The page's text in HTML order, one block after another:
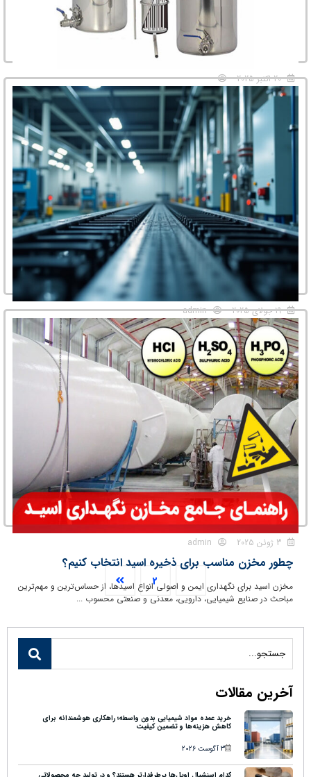
20 اکتبر 2025
تحلیل عملکرد حرارتی دیگ‌های تقطیر در فرآیند جداسازی
ترکیبات فرار
در دنیای پیچیده فرآیندهای صنعتی، جداسازی ترکیبات فرار یکی از اساسی‌ترین و
در عین حال، انرژی‌برترین عملیات‌ها محسوب می‌شود. از پالایشگاه‌های نفت ...
19 جولای 2025 admin
راهنمای جامع راه اندازی خط تولید کود شیمیایی + برآورد
هزینه
مشاغل مرتبط با تولید کود شیمیایی یکی از فرصتهای پرسود برای کارآفرینان است
که میتواند هم سود مالی چشمگیری داشته باشد و ...
admin
چطور مخزن مناسب برای ذخیره اسید انتخاب کنیم؟
مخزن اسید برای نگهداری ایمن و اصولی انواع اسیدها، از حساس‌ترین و مهم‌ترین
مباحث در صنایع شیمیایی، دارویی، معدنی و صنعتی محسوب ...
2
آخرین مقالات
خرید عمده مواد شیمیایی بدون واسطه؛ راهکاری هوشمندانه برای
کاهش هزینه‌ها و تضمین کیفیت
3 آگوست 2026
کدام اسنشیال اویل‌ها پرطرفدارتر هستند؟ و در تولید چه محصولاتی